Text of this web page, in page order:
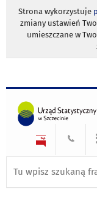
Strona wykorzystuje
zmiany ustawień
umieszczane w